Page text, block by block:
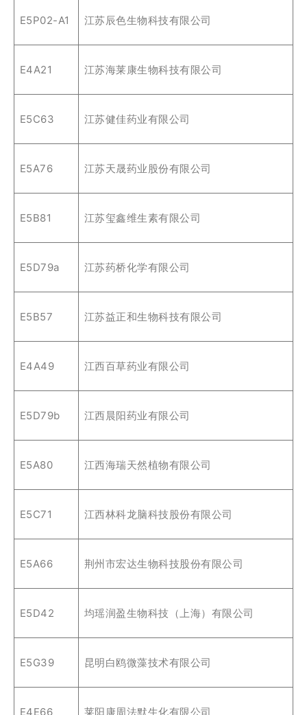
E5P02-A1 江苏辰色生物科技有限公司
E4A21 江苏海莱康生物科技有限公司
E5C63 江苏健佳药业有限公司
E5A76 江苏天晟药业股份有限公司
E5B81 江苏玺鑫维生素有限公司
E5D79a 江苏药桥化学有限公司
E5B57 江苏益正和生物科技有限公司
E4A49 江西百草药业有限公司
E5D79b 江西晨阳药业有限公司
E5A80 江西海瑞天然植物有限公司
E5C71 江西林科龙脑科技股份有限公司
E5A66 荆州市宏达生物科技股份有限公司
E5D42 均瑶润盈生物科技（上海）有限公司
E5G39 昆明白鸥微藻技术有限公司
E4E66 莱阳康周法默生化有限公司